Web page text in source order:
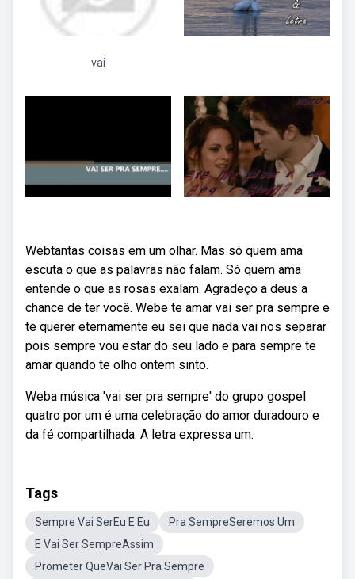
vai
Webtantas coisas em um olhar. Mas só quem ama
escuta o que as palavras não falam. Só quem ama
entende o que as rosas exalam. Agradeço a deus a
chance de ter você. Webe te amar vai ser pra sempre e
te querer eternamente eu sei que nada vai nos separar
pois sempre vou estar do seu lado e para sempre te
amar quando te olho ontem sinto.
Weba música 'vai ser pra sempre' do grupo gospel
quatro por um é uma celebração do amor duradouro e
da fé compartilhada. A letra expressa um.
Tags
Sempre Vai SerEu E Eu
Pra SempreSeremos Um
E Vai Ser SempreAssim
Prometer QueVai Ser Pra Sempre